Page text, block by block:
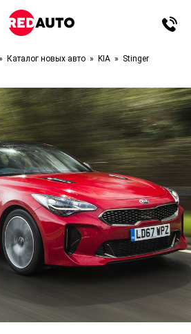
Каталог новых авто KIA Stinger